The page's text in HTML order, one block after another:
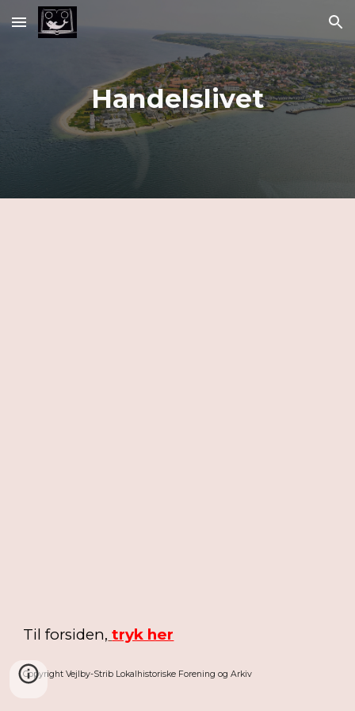
Skip to main content Skip to navigation
Handelslivet
Til forsiden, tryk her
Copyright Vejlby-Strib Lokalhistoriske Forening og Arkiv